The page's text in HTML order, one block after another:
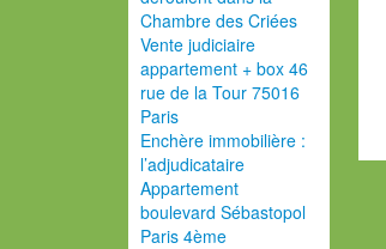
Chambre des Criées
Vente judiciaire
appartement + box 46
rue de la Tour 75016
Paris
Enchère immobilière :
l’adjudicataire
Appartement
boulevard Sébastopol
Paris 4ème